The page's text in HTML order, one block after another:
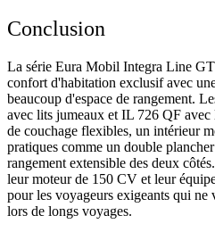
Conclusion
La série Eura Mobil Integra Line
confort d'habitation exclusif avec
beaucoup d'espace de rangement.
avec lits jumeaux et IL 726 QF
de couchage flexibles, un intérieur
pratiques comme un double
rangement extensible des deux
leur moteur de 150 CV et leur
pour les voyageurs exigeants qui ne
lors de longs voyages.